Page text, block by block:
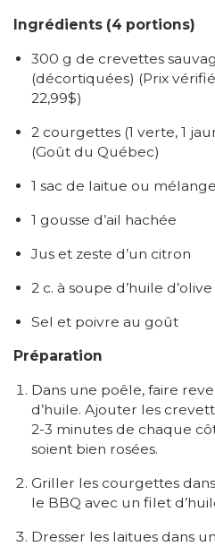
Ingrédients (4 portions)
300 g de crevettes
(décortiquées) (Prix
22,99$)
2 courgettes (1 verte, 1
(Goût du Québec)
1 sac de laitue ou
1 gousse d’ail hachée
Jus et zeste d’un citron
2 c. à soupe d’huile d’olive
Sel et poivre au goût
Préparation
Dans une poêle, faire
d’huile. Ajouter les
2-3 minutes de chaque
soient bien rosées.
Griller les courgettes
le BBQ avec un filet
Dresser les laitues dans